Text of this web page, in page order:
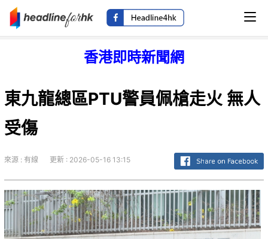
香港即時新聞網
東九龍總區PTU警員佩槍走火 無人
受傷
來源 : 有線 更新 : 2026-05-16 13:15